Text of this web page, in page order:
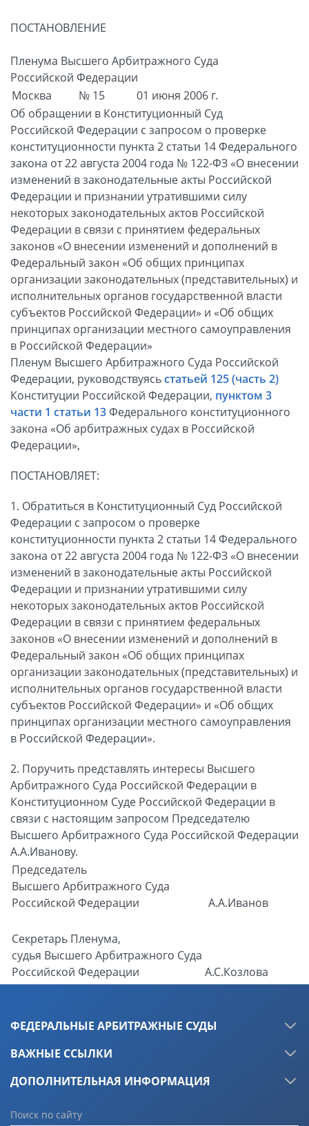
ПОСТАНОВЛЕНИЕ
Пленума Высшего Арбитражного Суда
Российской Федерации
Москва
№ 15
01 июня 2006 г.
Об обращении в Конституционный Суд
Российской Федерации с запросом о проверке
конституционности пункта 2 статьи 14 Федерального
закона от 22 августа 2004 года № 122-ФЗ «О внесении
изменений в законодательные акты Российской
Федерации и признании утратившими силу
некоторых законодательных актов Российской
Федерации в связи с принятием федеральных
законов «О внесении изменений и дополнений в
Федеральный закон «Об общих принципах
организации законодательных (представительных) и
исполнительных органов государственной власти
субъектов Российской Федерации» и «Об общих
принципах организации местного самоуправления
в Российской Федерации»
Пленум Высшего Арбитражного Суда Российской
Федерации, руководствуясьстатьей 125 (часть 2)
Конституции Российской Федерации, пунктом 3
части 1 статьи 13Федерального конституционного
закона «Об арбитражных судах в Российской
Федерации»,
ПОСТАНОВЛЯЕТ:
1. Обратиться в Конституционный Суд Российской
Федерации с запросом о проверке
конституционности пункта 2 статьи 14 Федерального
закона от 22 августа 2004 года № 122-ФЗ «О внесении
изменений в законодательные акты Российской
Федерации и признании утратившими силу
некоторых законодательных актов Российской
Федерации в связи с принятием федеральных
законов «О внесении изменений и дополнений в
Федеральный закон «Об общих принципах
организации законодательных (представительных) и
исполнительных органов государственной власти
субъектов Российской Федерации» и «Об общих
принципах организации местного самоуправления
в Российской Федерации».
2. Поручить представлять интересы Высшего
Арбитражного Суда Российской Федерации в
Конституционном Суде Российской Федерации в
связи с настоящим запросом Председателю
Высшего Арбитражного Суда Российской Федерации
А.А.Иванову.
Председатель
Высшего Арбитражного Суда
Российской Федерации
А.А.Иванов
Секретарь Пленума,
судья Высшего Арбитражного Суда
Российской Федерации
А.С.Козлова
ФЕДЕРАЛЬНЫЕ АРБИТРАЖНЫЕ СУДЫ
ВАЖНЫЕ ССЫЛКИ
ДОПОЛНИТЕЛЬНАЯ ИНФОРМАЦИЯ
Поиск по сайту